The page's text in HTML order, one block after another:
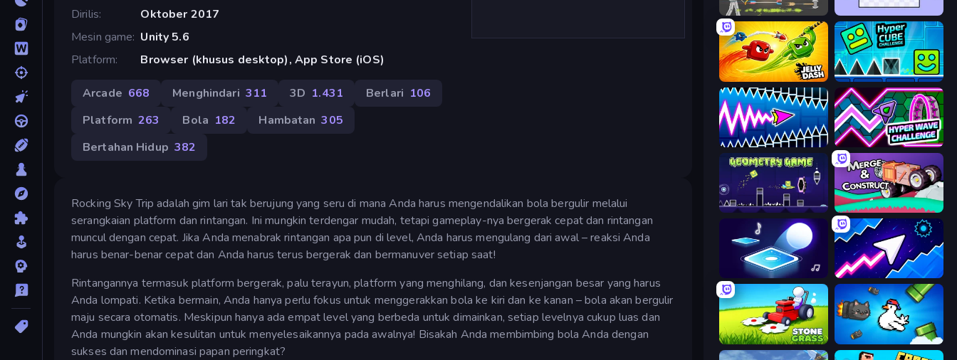
Dirilis
Oktober 2017
Mesin game Unity 5.6
Platform
Browser (khusus desktop), App Store (iOS)
Arcade 668 Menghindari 311 3D 1.431 Berlari 106
Platform 263 Bola 182 Hambatan 305
Bertahan Hidup 382
Rocking Sky Trip adalah gim lari tak berujung yang seru di mana Anda harus mengendalikan bola bergulir melalui
serangkaian platform dan rintangan. Ini mungkin terdengar mudah, tetapi gameplay-nya bergerak cepat dan rintangan
muncul dengan cepat. Jika Anda menabrak rintangan apa pun di level, Anda harus mengulang dari awal – reaksi Anda
harus benar-benar cepat dan Anda harus terus bergerak dan bermanuver setiap saat!
Rintangannya termasuk platform bergerak, palu terayun, platform yang menghilang, dan kesenjangan besar yang harus
Anda lompati. Ketika bermain, Anda hanya perlu fokus untuk menggerakkan bola ke kiri dan ke kanan – bola akan bergulir
maju secara otomatis. Meskipun hanya ada empat level yang berbeda untuk dimainkan, setiap levelnya cukup luas dan
Anda mungkin akan kesulitan untuk menyelesaikannya pada awalnya! Bisakah Anda membimbing bola Anda dengan
sukses dan mendominasi papan peringkat?
Ragdoll Archers
Jelly Dash Hyper Cube Challenge
Wave Dash: Geometry Arrow Hyper Wave Challenge
Geometry Game Merge & Construct
Tile Jumper 3D Space Waves
Stone Grass: Mowing Simulator Honk